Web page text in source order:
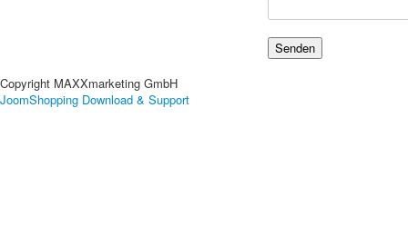
Copyright MAXXmarketing GmbH
JoomShopping Download & Support